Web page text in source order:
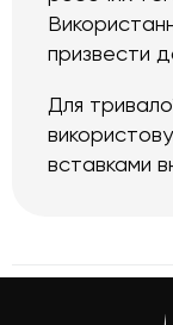
призвести
Для
вставками